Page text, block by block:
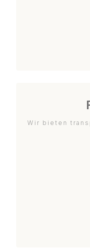
Wir bieten